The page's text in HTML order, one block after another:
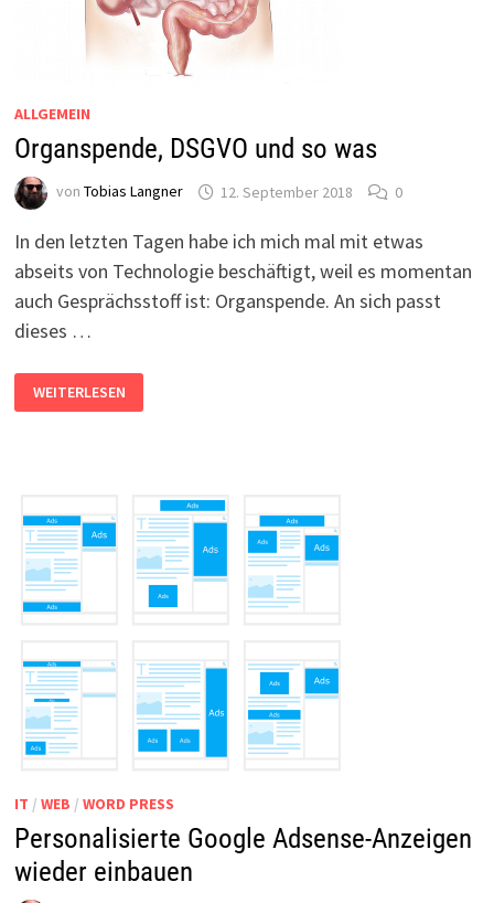
ALLGEMEIN
Organspende, DSGVO und so was
von Tobias Langner 12. September 2018 0
In den letzten Tagen habe ich mich mal mit etwas
abseits von Technologie beschäftigt, weil es momentan
auch Gesprächsstoff ist: Organspende. An sich passt
dieses …
DSGVO
UND
WEITERLESEN
IT / WEB / WORD PRESS
Personalisierte Google Adsense-Anzeigen
wieder einbauen